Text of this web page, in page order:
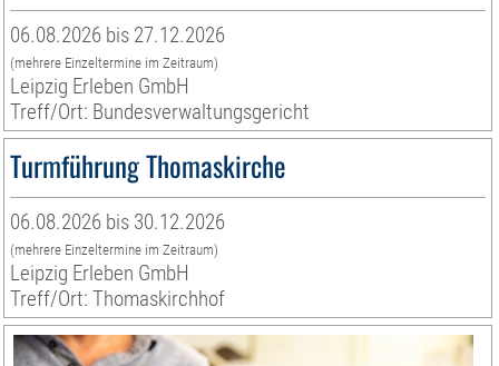
06.08.2026 bis 27.12.2026
(mehrere Einzeltermine im Zeitraum)
Leipzig Erleben GmbH
Treff/Ort: Bundesverwaltungsgericht
Turmführung Thomaskirche
06.08.2026 bis 30.12.2026
(mehrere Einzeltermine im Zeitraum)
Leipzig Erleben GmbH
Treff/Ort: Thomaskirchhof